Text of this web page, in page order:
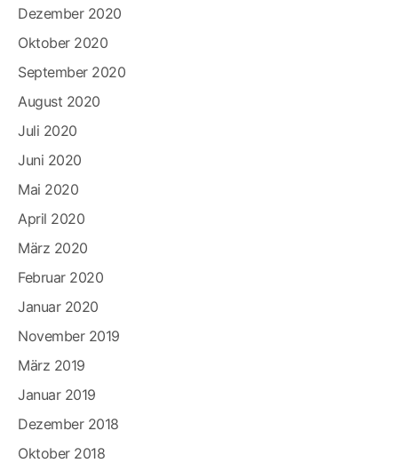
Dezember 2020
Oktober 2020
September 2020
August 2020
Juli 2020
Juni 2020
Mai 2020
April 2020
März 2020
Februar 2020
Januar 2020
November 2019
März 2019
Januar 2019
Dezember 2018
Oktober 2018